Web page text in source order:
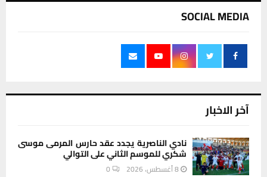
SOCIAL MEDIA
آخر الاخبار
نادي الناصرية يجدد عقد حارس المرمى موسى
شكري للموسم الثاني على التوالي
8 أغسطس، 2026 0